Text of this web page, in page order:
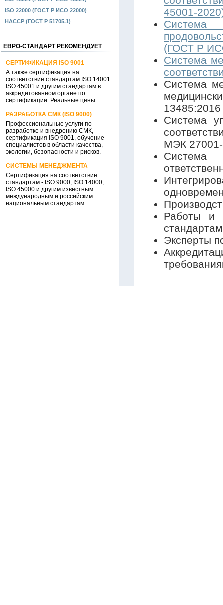
ISO 22000 (ГОСТ Р ИСО 22000)
HACCP (ГОСТ Р 51705.1)
ЕВРО-СТАНДАРТ РЕКОМЕНДУЕТ
СЕРТИФИКАЦИЯ ISO 9001
А также сертификация на
соответствие стандартам ISO 14001,
ISO 45001 и другим стандартам в
аккредитованном органе по
сертификации. Реальные цены.
РАЗРАБОТКА СМК (ISO 9000)
Профессиональные услуги по
разработке и внедрению СМК,
сертификация ISO 9001, обучение
специалистов в области качества,
экологии, безопасности и рисков.
СИСТЕМЫ МЕНЕДЖМЕНТА
Сертификация на соответствие
стандартам - ISO 9000, ISO 14000,
ISO 45000 и другим известным
международным и российским
национальным стандартам.
45001-
Система
(ГОСТ Р
Система
Система
Система
МЭК
Система
Работы и
стандартам
Эксперты